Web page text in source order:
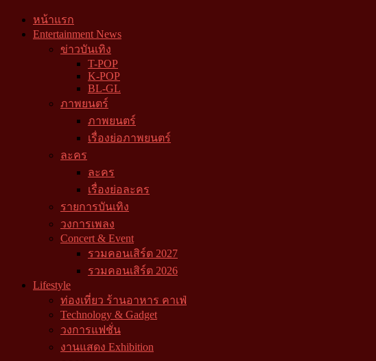
หน้าแรก
Entertainment News
ข่าวบันเทิง
T-POP
K-POP
BL-GL
ภาพยนตร์
ภาพยนตร์
เรื่องย่อภาพยนตร์
ละคร
ละคร
เรื่องย่อละคร
รายการบันเทิง
วงการเพลง
Concert & Event
รวมคอนเสิร์ต 2027
รวมคอนเสิร์ต 2026
Lifestyle
ท่องเที่ยว ร้านอาหาร คาเฟ่
Technology & Gadget
วงการแฟชั่น
งานแสดง Exhibition